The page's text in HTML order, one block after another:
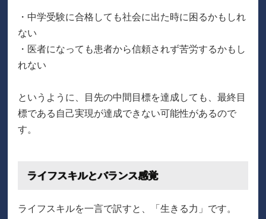
・中学受験に合格しても社会に出た時に困るかもしれ
ない
・医者になっても患者から信頼されず苦労するかもし
れない
というように、目先の中間目標を達成しても、最終目
標である自己実現が達成できない可能性があるので
す。
ライフスキルとバランス感覚
ライフスキルを一言で訳すと、「生きる力」です。